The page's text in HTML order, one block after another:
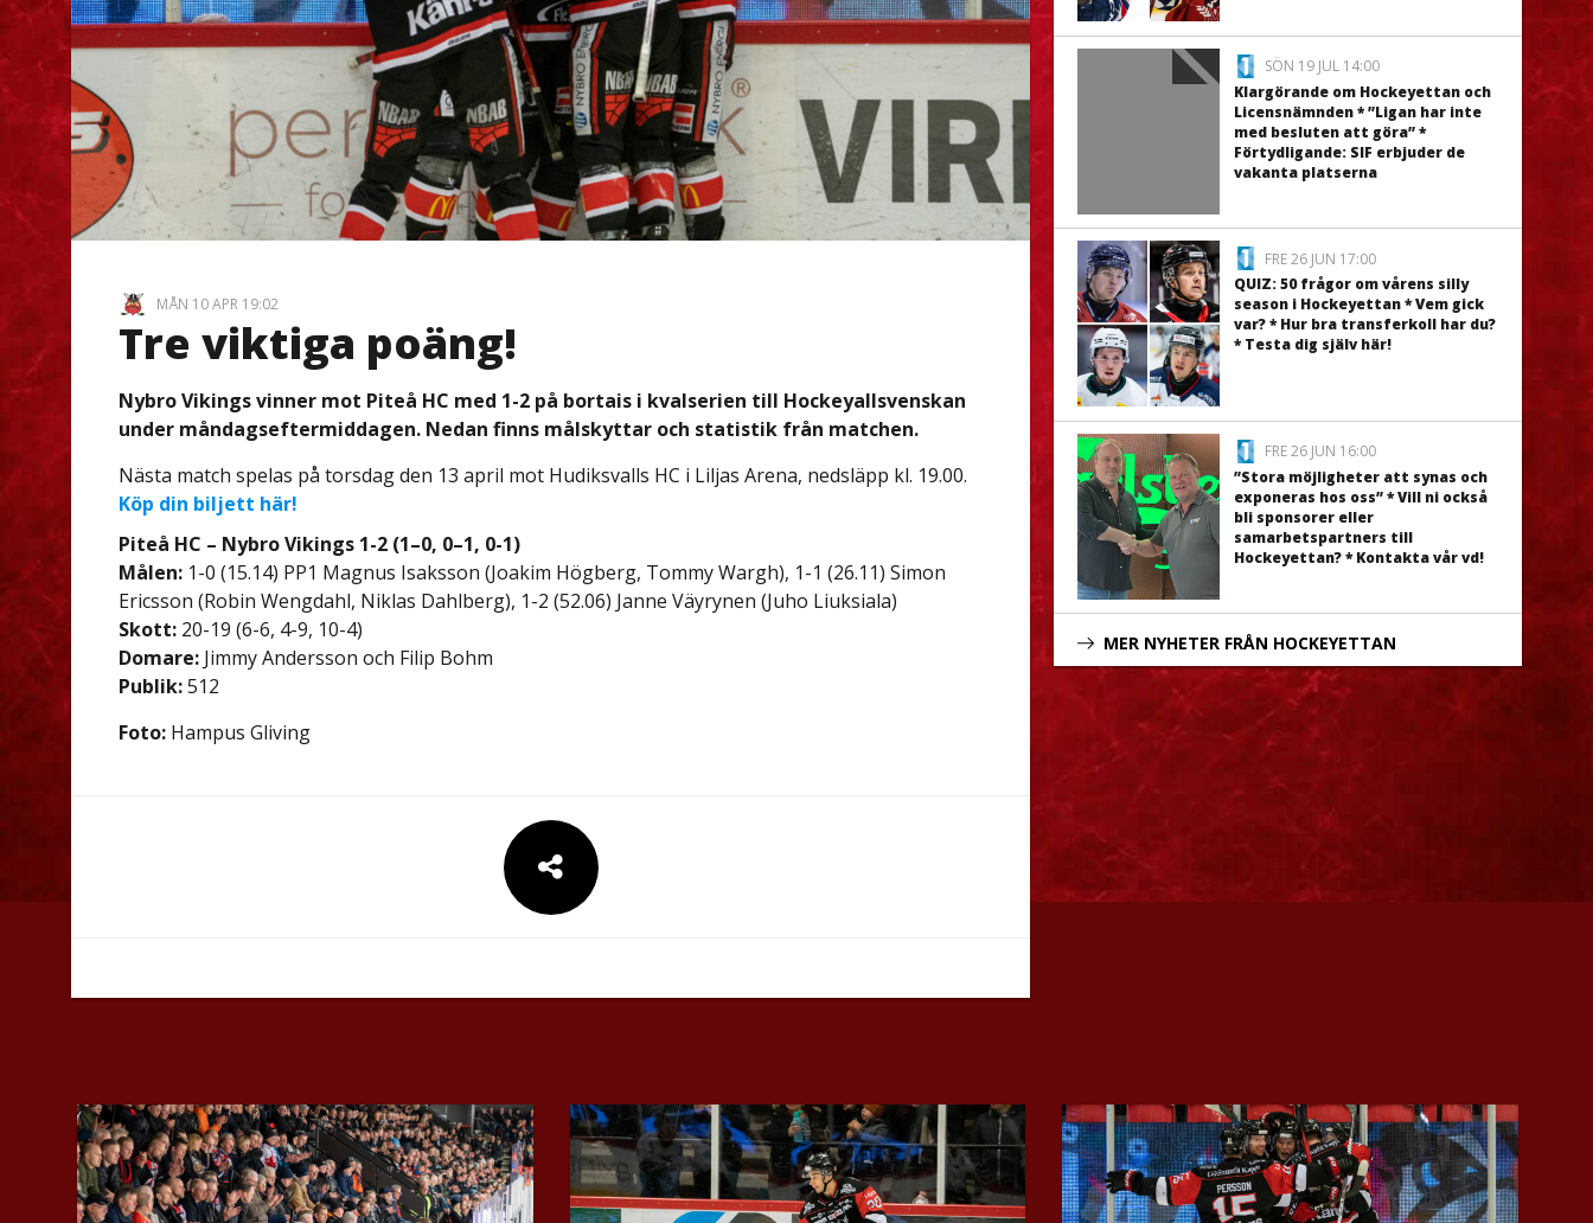
MÅN 10 APR 19:02
Tre viktiga poäng!
Nybro Vikings vinner mot Piteå HC med 1-2 på bortais i kvalserien till Hockeyallsvenskan
under måndagseftermiddagen. Nedan finns målskyttar och statistik från matchen.
Nästa match spelas på torsdag den 13 april mot Hudiksvalls HC i Liljas Arena, nedsläpp kl. 19.00.
Köp din biljett här!
Piteå HC – Nybro Vikings 1-2 (1–0, 0–1, 0-1)
Målen: 1-0 (15.14) PP1 Magnus Isaksson (Joakim Högberg, Tommy Wargh), 1-1 (26.11) Simon
Ericsson (Robin Wengdahl, Niklas Dahlberg), 1-2 (52.06) Janne Väyrynen (Juho Liuksiala)
Skott: 20-19 (6-6, 4-9, 10-4)
Domare: Jimmy Andersson och Filip Bohm
Publik:512
Foto: Hampus Gliving
SÖN 19 JUL 14:00
Klargörande om Hockeyettan och
Licensnämnden * ”Ligan har inte
med besluten att göra” *
Förtydligande: SIF erbjuder de
vakanta platserna
FRE 26 JUN 17:00
QUIZ: 50 frågor om vårens silly
season i Hockeyettan * Vem gick
var? * Hur bra transferkoll har du?
* Testa dig själv här!
FRE 26 JUN 16:00
”Stora möjligheter att synas och
exponeras hos oss” * Vill ni också
bli sponsorer eller
samarbetspartners till
Hockeyettan? * Kontakta vår vd!
MER NYHETER FRÅN HOCKEYETTAN